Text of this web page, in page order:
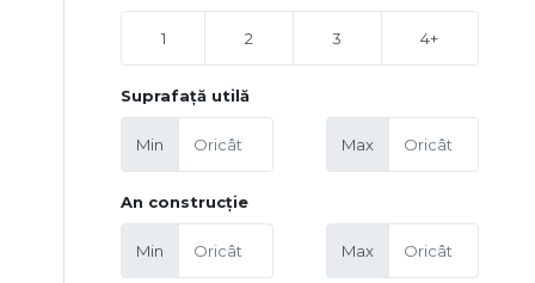
1 2 3 4+
Suprafață utilă
Min Max
An construcție
Min Max